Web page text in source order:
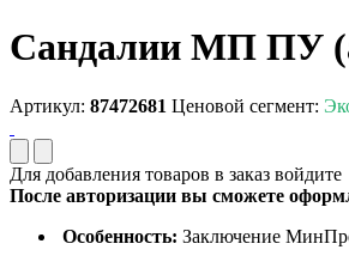
Сандалии МП ПУ
Артикул: 87472681 Ценовой сегмент:
Для добавления товаров в заказ войдите
После авторизации вы сможете
Особенность: Заключение